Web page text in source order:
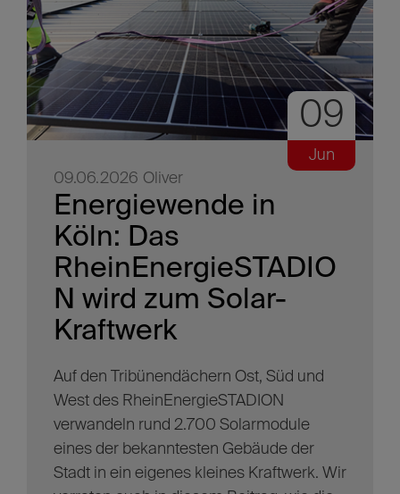
09
Jun
09.06.2026 Oliver
Energiewende in
Köln: Das
RheinEnergieSTADIO
N wird zum Solar-
Kraftwerk
Auf den Tribünendächern Ost, Süd und
West des RheinEnergieSTADION
verwandeln rund 2.700 Solarmodule
eines der bekanntesten Gebäude der
Stadt in ein eigenes kleines Kraftwerk. Wir